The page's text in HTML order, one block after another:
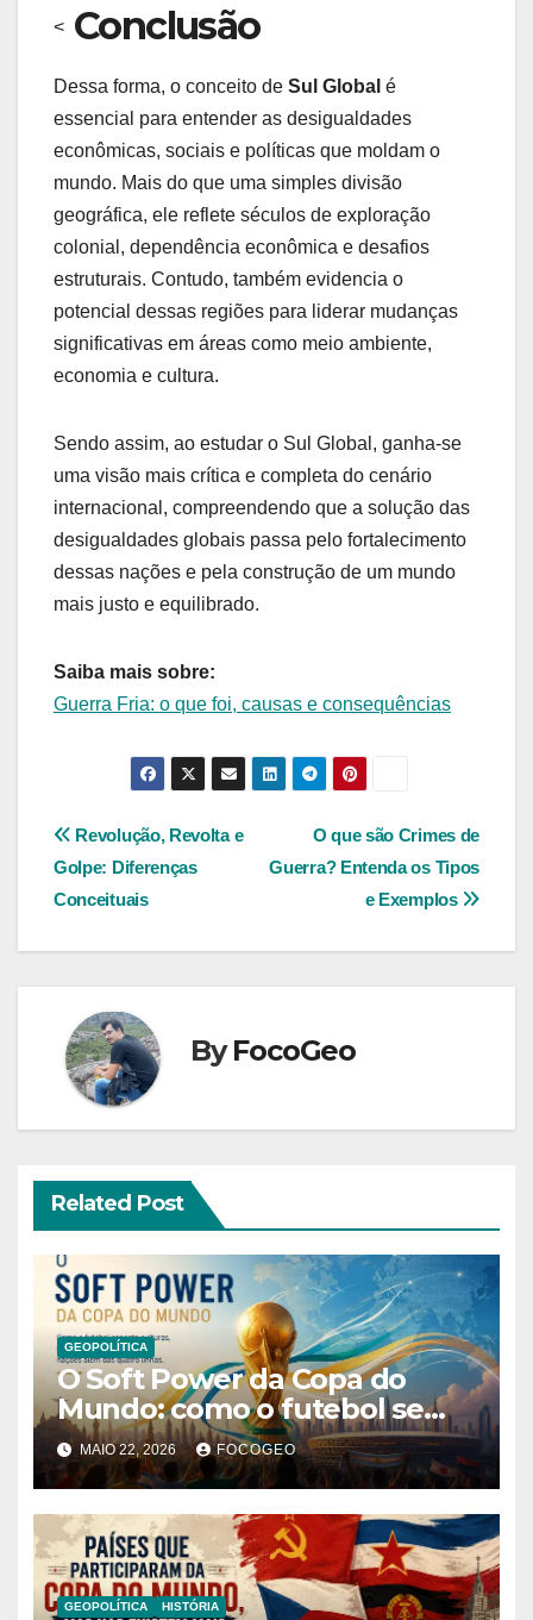
< Conclusão
Dessa forma, o conceito de Sul Global é
essencial para entender as desigualdades
econômicas, sociais e políticas que moldam o
mundo. Mais do que uma simples divisão
geográfica, ele reflete séculos de exploração
colonial, dependência econômica e desafios
estruturais. Contudo, também evidencia o
potencial dessas regiões para liderar mudanças
significativas em áreas como meio ambiente,
economia e cultura.
Sendo assim, ao estudar o Sul Global, ganha-se
uma visão mais crítica e completa do cenário
internacional, compreendendo que a solução das
desigualdades globais passa pelo fortalecimento
dessas nações e pela construção de um mundo
mais justo e equilibrado.
Saiba mais sobre:
Guerra Fria: o que foi, causas e consequências
Navegação
de
Post
O que são Crimes de
Guerra? Entenda os Tipos
e Exemplos
Revolução, Revolta e
Golpe: Diferenças
Conceituais
ByFocoGeo
Related Post
GEOPOLÍTICA
O Soft Power da Copa do
Mundo: como o futebol se
tornou ferramenta de
influência global e poder
internacional
MAIO 22, 2026 FOCOGEO
GEOPOLÍTICA HISTÓRIA